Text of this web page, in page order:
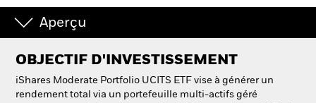
Aperçu
OBJECTIF D'INVESTISSEMENT
iShares Moderate Portfolio UCITS ETF vise à générer un
rendement total via un portefeuille multi-actifs géré